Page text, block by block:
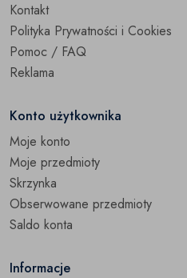
Półbuty
Sandały (0)
Szpilki
Sztyblety(0)
Śniegowce (0)
Trampki
Pozostałe
Kontakt
Polityka Prywatności i Cookies
Pomoc / FAQ
Reklama
Konto użytkownika
Moje konto
Moje przedmioty
Skrzynka
Obserwowane przedmioty
Saldo konta
Informacje